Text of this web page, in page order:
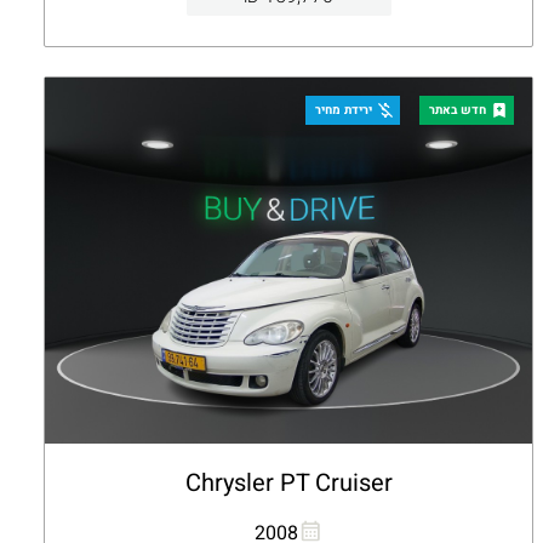
קבלת הצעה
חדש באתר ירידת מחיר
Chrysler PT Cruiser
2008
העתקת קישור Whatsapp